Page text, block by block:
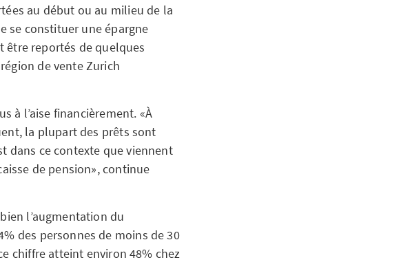
au début ou au milieu de la
se constituer une épargne
être reportés de quelques
de vente Zurich
à l’aise financièrement. «À
la plupart des prêts sont
dans ce contexte que viennent
de pension», continue
l’augmentation du
des personnes de moins de 30
chiffre atteint environ 48% chez